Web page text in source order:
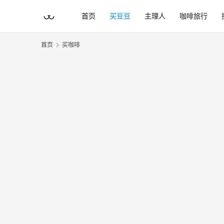
首页 买豆豆 主理人 咖啡旅行
首页 买咖啡